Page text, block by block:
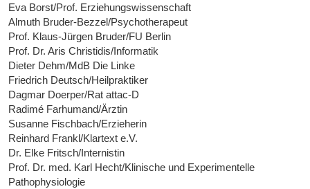
Eva Borst/Prof. Erziehungswissenschaft
Almuth Bruder-Bezzel/Psychotherapeut
Prof. Klaus-Jürgen Bruder/FU Berlin
Prof. Dr. Aris Christidis/Informatik
Dieter Dehm/MdB Die Linke
Friedrich Deutsch/Heilpraktiker
Dagmar Doerper/Rat attac-D
Radimé Farhumand/Ärztin
Susanne Fischbach/Erzieherin
Reinhard Frankl/Klartext e.V.
Dr. Elke Fritsch/Internistin
Prof. Dr. med. Karl Hecht/Klinische und Experimentelle
Pathophysiologie